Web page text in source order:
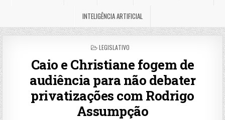
INTELIGÊNCIA ARTIFICIAL
POSTED
LEGISLATIVO
Caio e Christiane fogem de
audiência para não debater
privatizações com Rodrigo
Assumpção